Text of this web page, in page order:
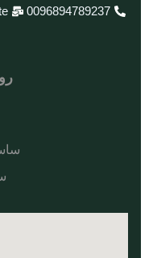
0096894789237